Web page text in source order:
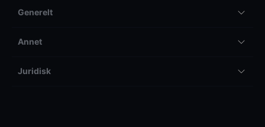
Generelt
Annet
Juridisk